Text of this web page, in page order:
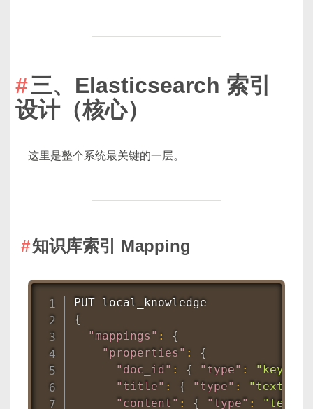
三、Elasticsearch 索引
设计（核心）
这里是整个系统最关键的一层。
知识库索引 Mapping
{
"mappings" :
{
"properties" :
{
"doc_id" : { "type" :
"title" : { "type" : "text"
"content" : { "type" : "text"